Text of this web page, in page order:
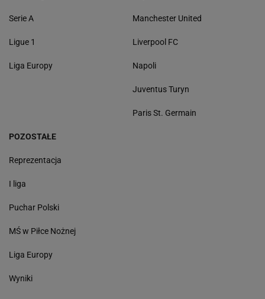
Serie A
Ligue 1
Liga Europy
Manchester United
Liverpool FC
Napoli
Juventus Turyn
Paris St. Germain
POZOSTAŁE
Reprezentacja
I liga
Puchar Polski
MŚ w Piłce Nożnej
Liga Europy
Wyniki